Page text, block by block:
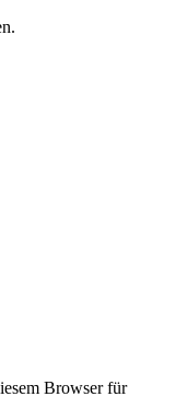
Browser für